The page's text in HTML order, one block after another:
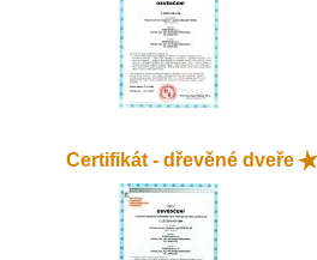
Certifikát - dřevěné dveře